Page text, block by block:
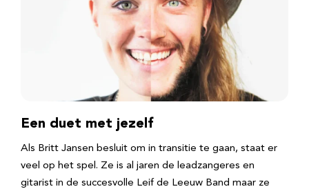
Een duet met jezelf
Als Britt Jansen besluit om in transitie te gaan, staat er
veel op het spel. Ze is al jaren de leadzangeres en
gitarist in de succesvolle Leif de Leeuw Band maar ze